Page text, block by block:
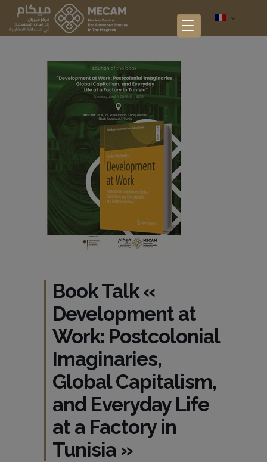
Book Talk «
Development at
Work: Postcolonial
Imaginaries,
Global Capitalism,
and Everyday Life
at a Factory in
Tunisia »